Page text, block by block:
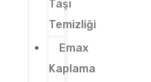
Taşı
Temizliği
Emax
Kaplama